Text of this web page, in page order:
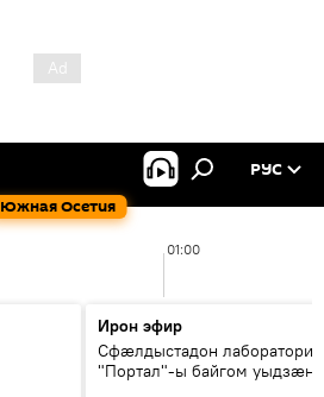
Южная Осетия
РУС
01:00
Ирон эфир
Сфæлдыстадон лаборатори
"Портал"-ы байгом уыдзæн